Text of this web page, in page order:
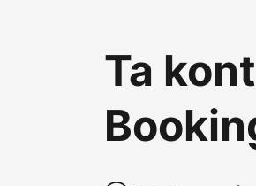
Ta